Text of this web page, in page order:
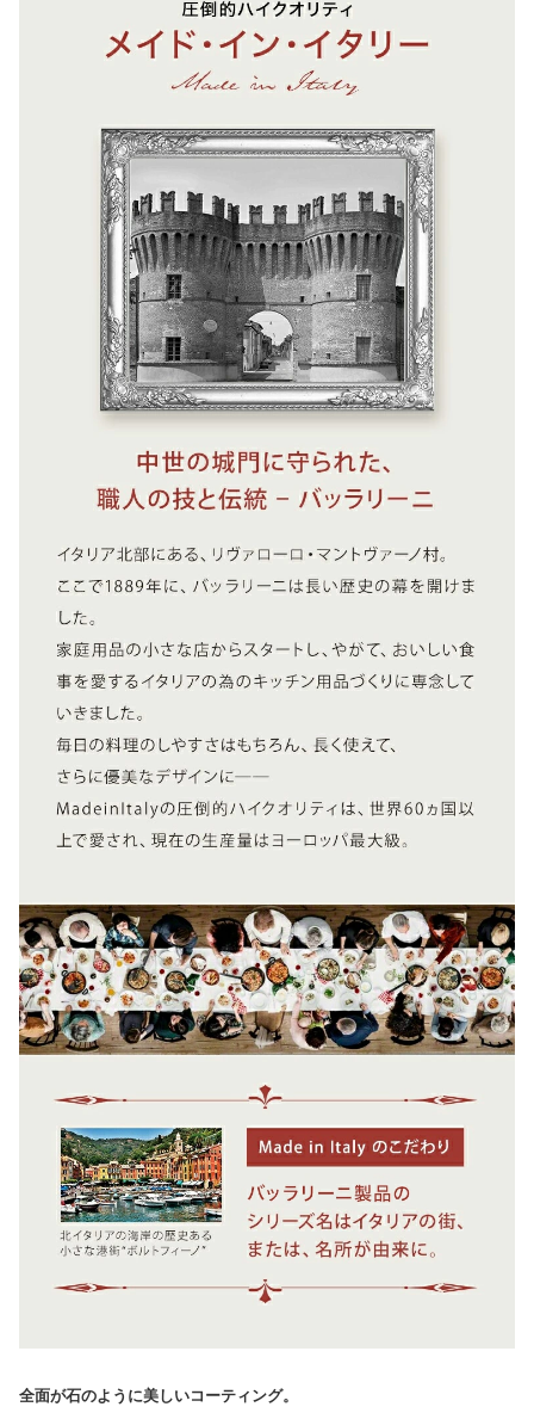
全面が石のように美しいコーティング。